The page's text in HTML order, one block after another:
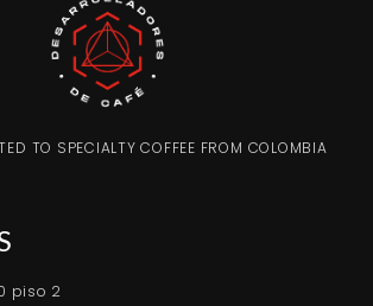
TO SPECIALTY COFFEE FROM COLOMBIA
piso 2